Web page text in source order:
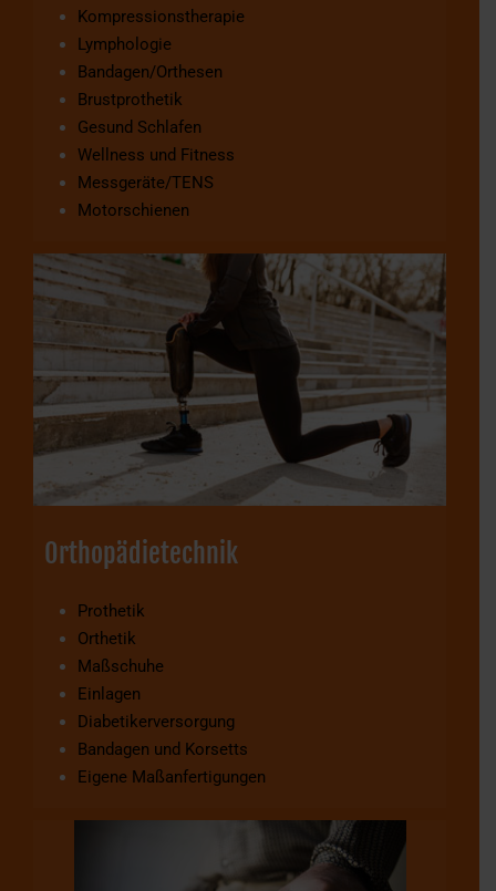
Kompressionstherapie
Lymphologie
Bandagen/Orthesen
Brustprothetik
Gesund Schlafen
Wellness und Fitness
Messgeräte/TENS
Motorschienen
Orthopädietechnik
Prothetik
Orthetik
Maßschuhe
Einlagen
Diabetikerversorgung
Bandagen und Korsetts
Eigene Maßanfertigungen